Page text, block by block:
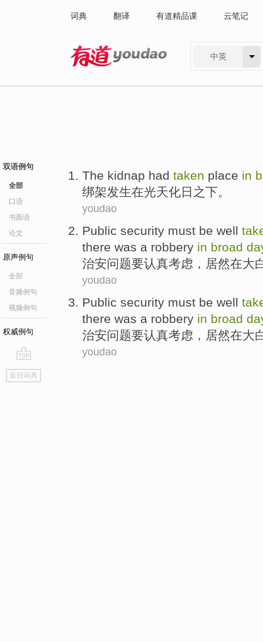
词典 翻译 有道精品课 云笔记
中英
双语例句
全部
口语
书面语
论文
原声例句
全部
音频例句
视频例句
权威例句
go
top
返回词典
The kidnap had taken place in
绑架发生在光天化日 之下。
youdao
Public security must be well
there was a robbery in broad
治安问题要认真考虑 ， 居然在大
youdao
Public security must be well
there was a robbery in broad
治安问题要认真考虑 ， 居然在大
youdao